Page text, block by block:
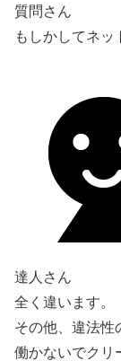
質問さん
もしかしてネッ
達人さん
全く違います。
その他、違法性
働かないでクリ